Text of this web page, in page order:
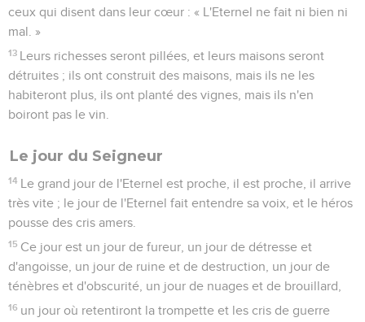
ceux qui disent dans leur cœur : « L'Eternel ne fait ni bien ni
mal. »
13 Leurs richesses seront pillées, et leurs maisons seront
détruites ; ils ont construit des maisons, mais ils ne les
habiteront plus, ils ont planté des vignes, mais ils n'en
boiront pas le vin.
Le jour du Seigneur
14 Le grand jour de l'Eternel est proche, il est proche, il arrive
très vite ; le jour de l'Eternel fait entendre sa voix, et le héros
pousse des cris amers.
15 Ce jour est un jour de fureur, un jour de détresse et
d'angoisse, un jour de ruine et de destruction, un jour de
ténèbres et d'obscurité, un jour de nuages et de brouillard,
16 un jour où retentiront la trompette et les cris de guerre